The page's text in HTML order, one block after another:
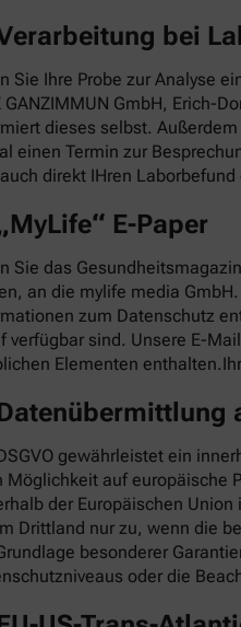
bei
Sie Ihre Probe zur Analyse
GANZIMMUN GmbH, Erich-
dieses selbst.
einen Termin zur
direkt IHren
E-Paper
Sie das
an die mylife media
zum Datenschutz
verfügbar sind. Unsere E-
Elementen
gewährleistet ein
Möglichkeit auf europäische
der Europäischen
Drittland nur zu, wenn die
besonderer
oder die